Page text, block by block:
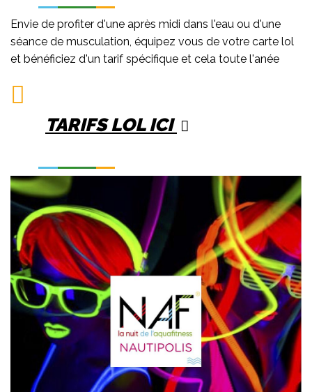
Envie de profiter d'une après midi dans l'eau ou d'une
séance de musculation, équipez vous de votre carte lol
et bénéficiez d'un tarif spécifique et cela toute l'anée
TARIFS LOL ICI